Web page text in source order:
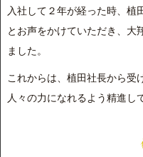
入社して２年が経った時、植
とお声をかけていただき、大
ました。
これからは、植田社長から受
人々の力になれるよう精進し